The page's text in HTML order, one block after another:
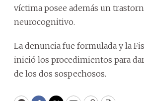
víctima posee además un
neurocognitivo.
La denuncia fue formulada y la
inició los procedimientos para
de los dos sospechosos.